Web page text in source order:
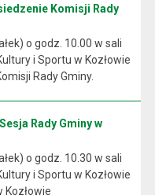
Komisji Rady
o godz. 10.00 w sali
i Sportu w Kozłowie
Rady Gminy.
Rady Gminy w
o godz. 10.30 w sali
i Sportu w Kozłowie
Kozłowie